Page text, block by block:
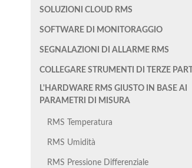
SOLUZIONI CLOUD RMS
SOFTWARE DI MONITORAGGIO
SEGNALAZIONI DI ALLARME RMS
COLLEGARE STRUMENTI DI TERZE PARTI
L'HARDWARE RMS GIUSTO IN BASE AI
PARAMETRI DI MISURA
RMS Temperatura
RMS Umidità
RMS Pressione Differenziale